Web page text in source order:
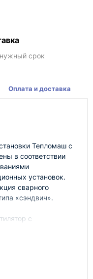
срок
Оплата и доставка
Тепломаш c
в соответствии
установок.
сварного
«сэндвич».
с
термисторов с